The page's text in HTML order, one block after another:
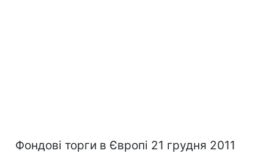
Фондові торги в Європі 21 грудня 2011